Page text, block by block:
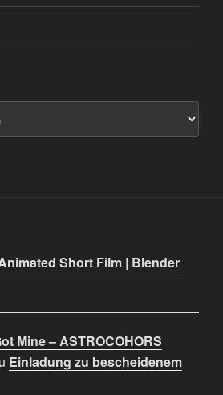
Short Film | Blender
Mine – ASTROCOHORS
Einladung zu bescheidenem